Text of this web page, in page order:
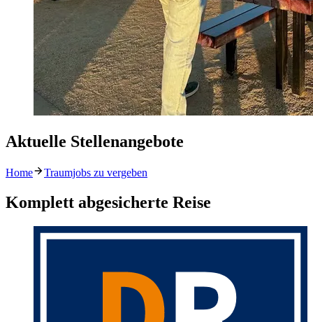
Aktuelle Stellenangebote
Home Traumjobs zu vergeben
Komplett abgesicherte Reise